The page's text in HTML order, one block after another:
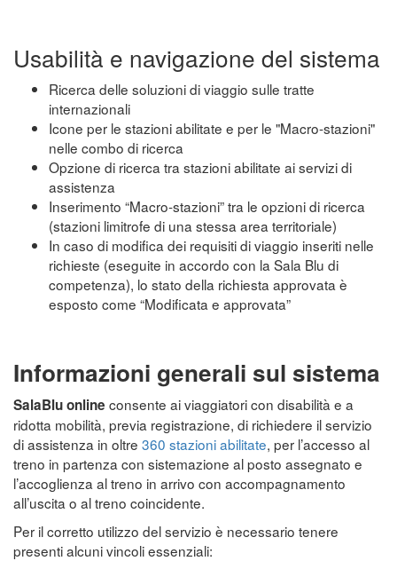
Usabilità e navigazione del sistema
Ricerca delle soluzioni di viaggio sulle tratte
internazionali
Icone per le stazioni abilitate e per le "Macro-stazioni"
nelle combo di ricerca
Opzione di ricerca tra stazioni abilitate ai servizi di
assistenza
Inserimento “Macro-stazioni” tra le opzioni di ricerca
(stazioni limitrofe di una stessa area territoriale)
In caso di modifica dei requisiti di viaggio inseriti nelle
richieste (eseguite in accordo con la Sala Blu di
competenza), lo stato della richiesta approvata è
esposto come “Modificata e approvata”
Informazioni generali sul sistema
SalaBlu online consente ai viaggiatori con disabilità e a
ridotta mobilità, previa registrazione, di richiedere il servizio
di assistenza in oltre 360 stazioni abilitate, per l’accesso al
treno in partenza con sistemazione al posto assegnato e
l’accoglienza al treno in arrivo con accompagnamento
all’uscita o al treno coincidente.
Per il corretto utilizzo del servizio è necessario tenere
presenti alcuni vincoli essenziali: